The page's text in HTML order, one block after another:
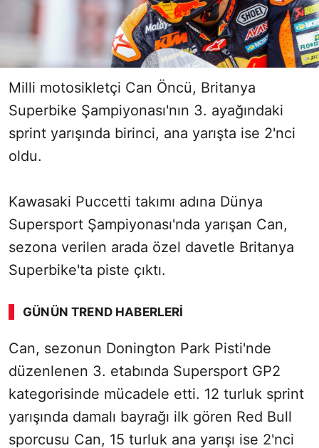
Milli motosikletçi Can Öncü, Britanya
Superbike Şampiyonası'nın 3. ayağındaki
sprint yarışında birinci, ana yarışta ise 2'nci
oldu.
Kawasaki Puccetti takımı adına Dünya
Supersport Şampiyonası'nda yarışan Can,
sezona verilen arada özel davetle Britanya
Superbike'ta piste çıktı.
GÜNÜN TREND HABERLERI
Can, sezonun Donington Park Pisti'nde
düzenlenen 3. etabında Supersport GP2
kategorisinde mücadele etti. 12 turluk sprint
yarışında damalı bayrağı ilk gören Red Bull
sporcusu Can, 15 turluk ana yarışı ise 2'nci